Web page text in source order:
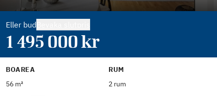
Eller bud
1 495 000kr
BOAREA
56 m²
RUM
2 rum